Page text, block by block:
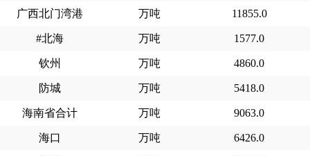
广西北门湾港 万吨 11855.0
#北海 万吨 1577.0
钦州 万吨 4860.0
防城 万吨 5418.0
海南省合计 万吨 9063.0
海口 万吨 6426.0